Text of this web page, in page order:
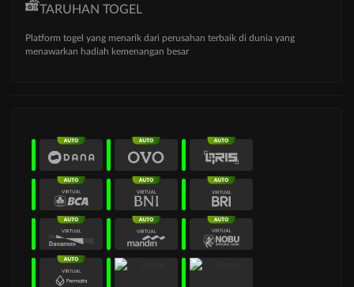
TARUHAN TOGEL
Platform togel yang menarik dari perusahan terbaik di dunia yang
menawarkan hadiah kemenangan besar